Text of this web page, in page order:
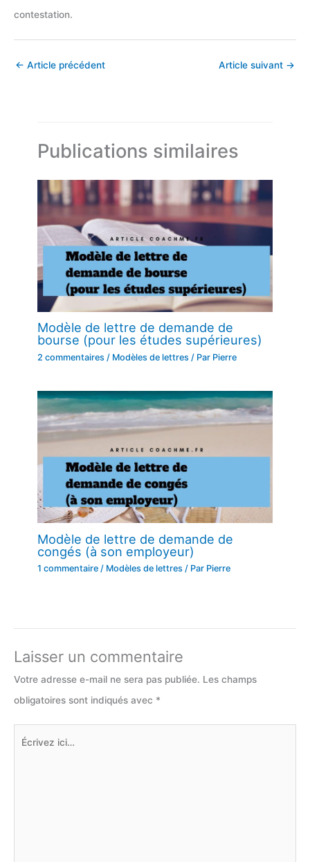
contestation.
← Article précédent Article suivant →
Publications similaires
Modèle de lettre de demande de
bourse (pour les études supérieures)
2 commentaires / Modèles de lettres / Par Pierre
Modèle de lettre de demande de
congés (à son employeur)
1 commentaire / Modèles de lettres / Par Pierre
Laisser un commentaire
Votre adresse e-mail ne sera pas publiée. Les champs
obligatoires sont indiqués avec *